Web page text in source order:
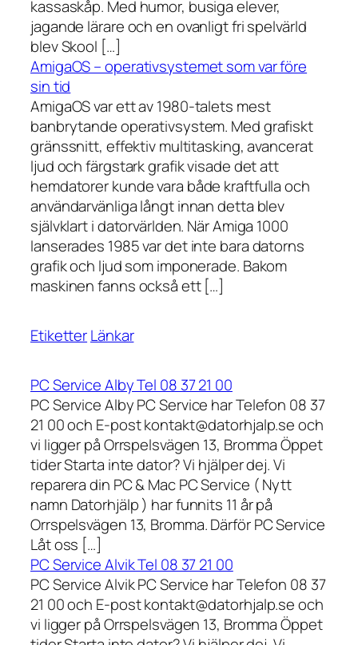
kassaskåp. Med humor, busiga elever,
jagande lärare och en ovanligt fri spelvärld
blev Skool […]
AmigaOS – operativsystemet som var före
sin tid
AmigaOS var ett av 1980-talets mest
banbrytande operativsystem. Med grafiskt
gränssnitt, effektiv multitasking, avancerat
ljud och färgstark grafik visade det att
hemdatorer kunde vara både kraftfulla och
användarvänliga långt innan detta blev
självklart i datorvärlden. När Amiga 1000
lanserades 1985 var det inte bara datorns
grafik och ljud som imponerade. Bakom
maskinen fanns också ett […]
EtiketterLänkar
PC Service Alby Tel 08 37 21 00
PC Service Alby PC Service har Telefon 08 37
21 00 och E-post kontakt@datorhjalp.se och
vi ligger på Orrspelsvägen 13, Bromma Öppet
tider Starta inte dator? Vi hjälper dej. Vi
reparera din PC & Mac PC Service ( Nytt
namn Datorhjälp ) har funnits 11 år på
Orrspelsvägen 13, Bromma. Därför PC Service
Låt oss […]
PC Service Alvik Tel 08 37 21 00
PC Service Alvik PC Service har Telefon 08 37
21 00 och E-post kontakt@datorhjalp.se och
vi ligger på Orrspelsvägen 13, Bromma Öppet